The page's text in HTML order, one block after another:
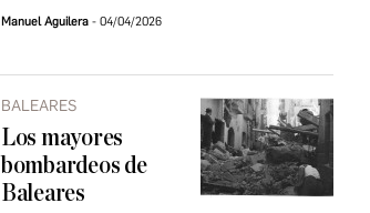
Manuel Aguilera 04/04/2026
BALEARES
Los mayores
bombardeos de
Baleares